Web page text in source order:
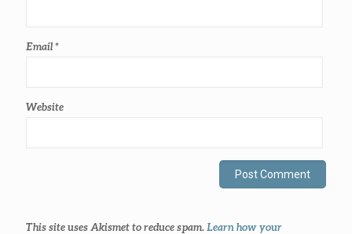
Email*
Website
This site uses Akismet to reduce spam. Learn how your